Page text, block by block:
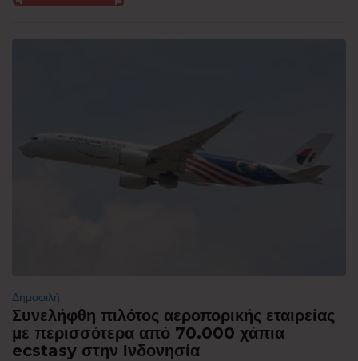
Δημοφιλή
Συνελήφθη πιλότος αεροπορικής εταιρείας
με περισσότερα από 70.000 χάπια
ecstasy στην Ινδονησία